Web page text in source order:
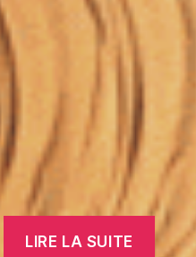
LIRE LA SUITE